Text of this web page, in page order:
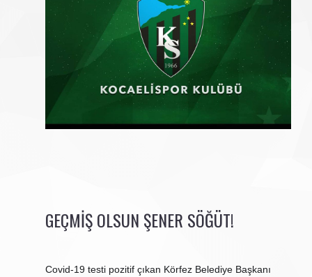
GEÇMIŞ OLSUN ŞENER SÖĞÜT!
Covid-19 testi pozitif çıkan Körfez Belediye Başkanı